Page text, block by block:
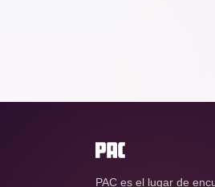
PAC es el lugar de